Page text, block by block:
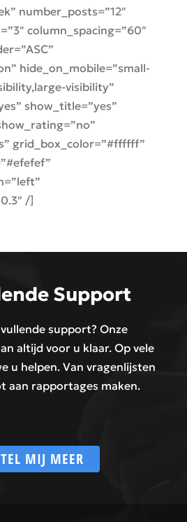
number_posts=”12″
column_spacing=”60″
hide_on_mobile=”small-
visibility”
show_title=”yes”
grid_box_color=”#ffffff”
/]
Support
support? Onze
altijd voor u klaar. Op vele
u helpen. Van vragenlijsten
aan rapportages maken.
MIJ MEER